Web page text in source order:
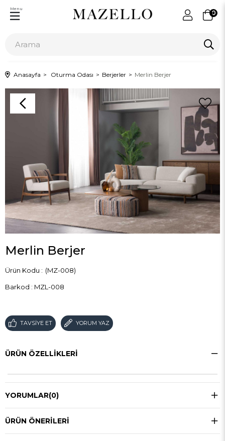
0
Menu
Anasayfa Oturma Odası Berjerler Merlin Berjer
Merlin Berjer
(MZ-008)
Barkod : MZL-008
TAVSIYE ET YORUM YAZ
ÜRÜN ÖZELLIKLERI
YORUMLAR(0)
ÜRÜN ÖNERILERI